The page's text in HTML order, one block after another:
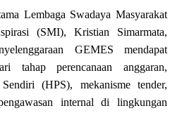
Lembaga Swadaya Masyarakat
(SMI), Kristian Simarmata,
GEMES mendapat
tahap perencanaan anggaran,
(HPS), mekanisme tender,
internal di lingkungan